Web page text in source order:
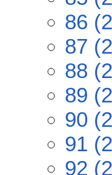
86
87
88
89
90
91
92